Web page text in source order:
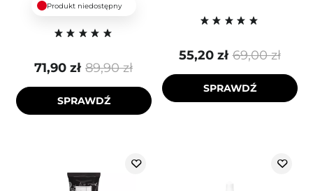
Produkt niedostępny
89,90 zł
71,90 zł
SPRAWDŹ
69,00 zł
55,20 zł
SPRAWDŹ